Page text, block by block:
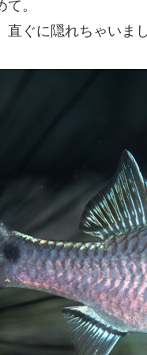
。
直ぐに隠れちゃいま